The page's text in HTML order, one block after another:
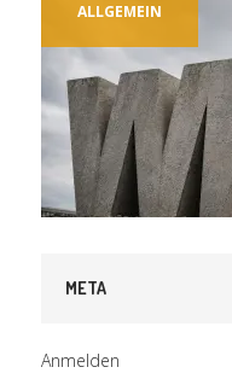
ALLGEMEIN
META
Anmelden